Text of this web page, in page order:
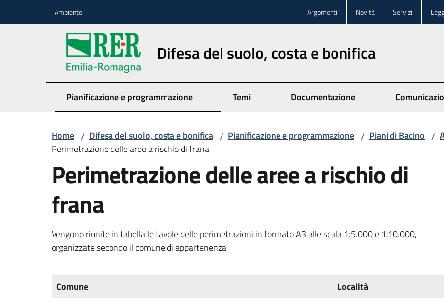
Ambiente Argomenti Novità Servizi
Difesa del suolo, costa e bonifica
Pianificazione e programmazione Temi Documentazione
Home / Difesa del suolo, costa e bonifica / Pianificazione e programmazione / Piani di Bacino /
Perimetrazione delle aree a rischio di frana
Perimetrazione delle aree a rischio di
frana
Vengono riunite in tabella le tavole delle perimetrazioni in formato A3 alle scala 1:5.000 e 1:10.000,
organizzate secondo il comune di appartenenza
Comune
Località